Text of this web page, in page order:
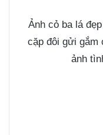
Ảnh cỏ ba lá
cặp đôi gửi gắm
ảnh